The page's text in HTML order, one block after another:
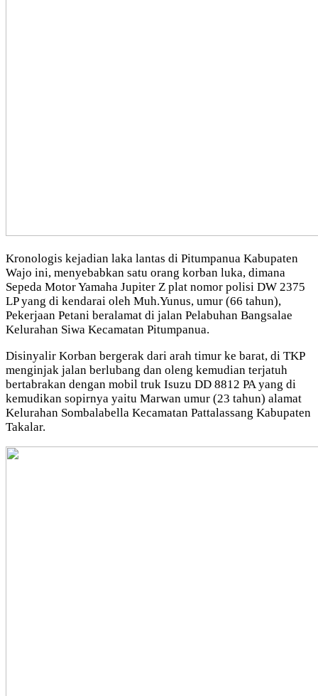
Kronologis kejadian laka lantas di Pitumpanua Kabupaten
Wajo ini, menyebabkan satu orang korban luka, dimana
Sepeda Motor Yamaha Jupiter Z plat nomor polisi DW 2375
LP yang di kendarai oleh Muh.Yunus, umur (66 tahun),
Pekerjaan Petani beralamat di jalan Pelabuhan Bangsalae
Kelurahan Siwa Kecamatan Pitumpanua.
Disinyalir Korban bergerak dari arah timur ke barat, di TKP
menginjak jalan berlubang dan oleng kemudian terjatuh
bertabrakan dengan mobil truk Isuzu DD 8812 PA yang di
kemudikan sopirnya yaitu Marwan umur (23 tahun) alamat
Kelurahan Sombalabella Kecamatan Pattalassang Kabupaten
Takalar.